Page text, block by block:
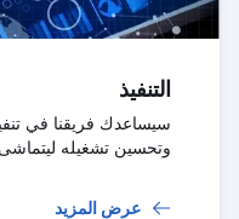
التنفيذ
سيساعدك فريقنا في
وتحسين تشغيله
عرض المزيد